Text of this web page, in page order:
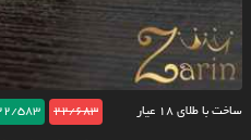
ساخت با طلای ۱۸ عیار 22/683
583